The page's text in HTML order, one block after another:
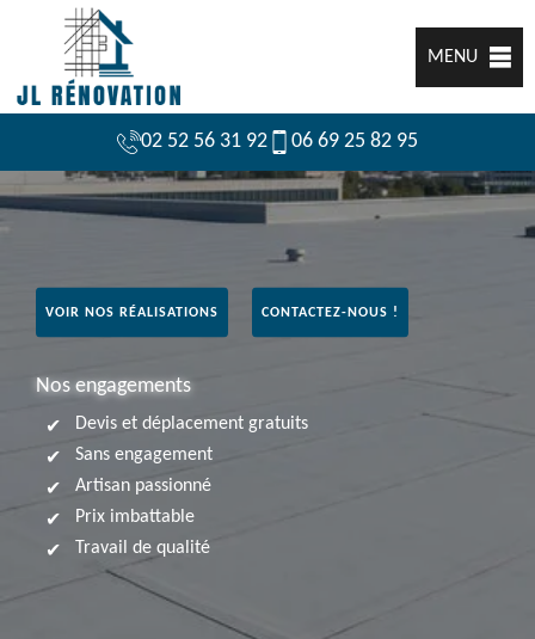
MENU
02 52 56 31 92 06 69 25 82 95
VOIR NOS RÉALISATIONS CONTACTEZ-NOUS !
Nos engagements
Devis et déplacement gratuits
Sans engagement
Artisan passionné
Prix imbattable
Travail de qualité